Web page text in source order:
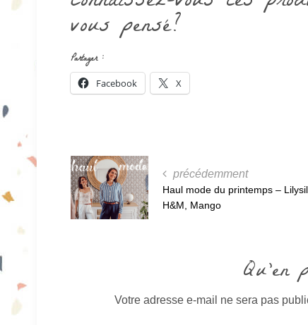
vous pensé?
Partager :
Facebook X
précédemment
Haul mode du printemps –
H&M, Mango
Qu'en
Votre adresse e-mail ne sera pas